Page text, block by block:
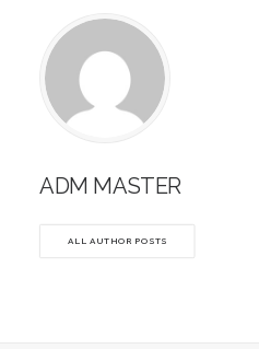
ADM MASTER
ALL AUTHOR POSTS